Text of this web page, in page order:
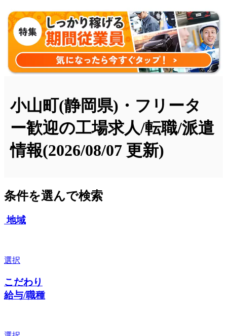
小山町(静岡県)・フリータ
ー歓迎の工場求人/転職/派遣
情報(2026/08/07 更新)
条件を選んで検索
地域
選択
こだわり
給与/職種